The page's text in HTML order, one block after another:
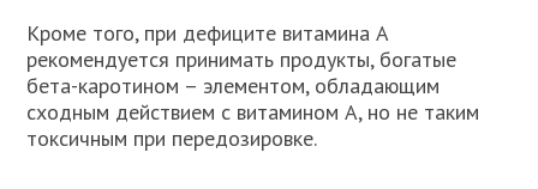
Кроме того, при дефиците витамина А
рекомендуется принимать продукты, богатые
бета-каротином – элементом, обладающим
сходным действием с витамином А, но не таким
токсичным при передозировке.